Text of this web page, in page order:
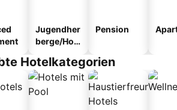
Jugendher
berge/Hos
Pension
Hotelkategorien